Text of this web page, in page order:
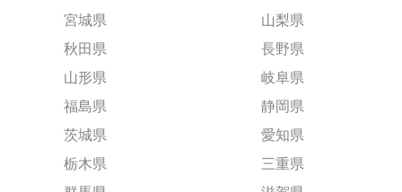
宮城県
秋田県
山形県
福島県
茨城県
栃木県
山梨県
長野県
岐阜県
静岡県
愛知県
三重県